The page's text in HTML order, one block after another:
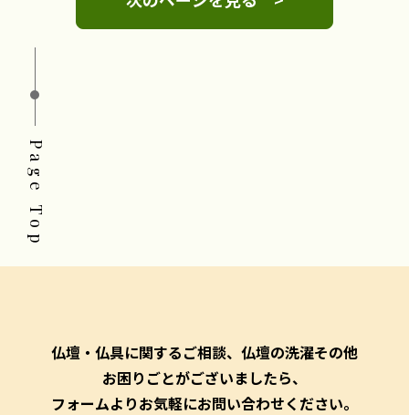
仏壇・仏具に関するご相談、仏壇の洗濯その他
お困りごとがございましたら、
フォームよりお気軽にお問い合わせください。
Page Top